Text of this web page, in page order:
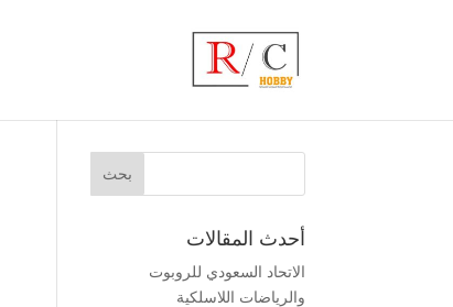
أحدث المقالات
الاتحاد السعودي للروبوت
والرياضات اللاسلكية